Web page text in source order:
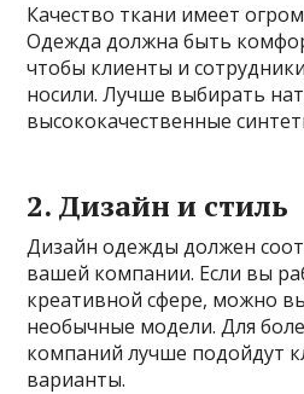
Качество ткани имеет
Одежда должна быть
чтобы клиенты и
носили. Лучше выбирать
высококачественные
2. Дизайн и стиль
Дизайн одежды должен
вашей компании. Если вы
креативной сфере, можно
необычные модели. Для
компаний лучше подойдут
варианты.